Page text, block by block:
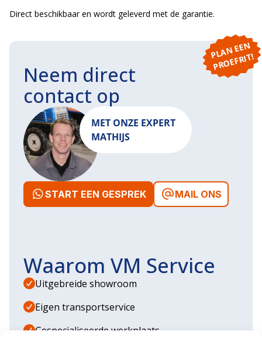
Direct beschikbaar en wordt geleverd met de garantie.
P
L
A
N
E
E
N
P
R
O
E
F
RI
T!
Neem direct
contact op
MET ONZE EXPERT
MATHIJS
START EEN GESPREK MAIL ONS
Waarom VM Service
Uitgebreide showroom
Eigen transportservice
Gespecialiseerde werkplaats